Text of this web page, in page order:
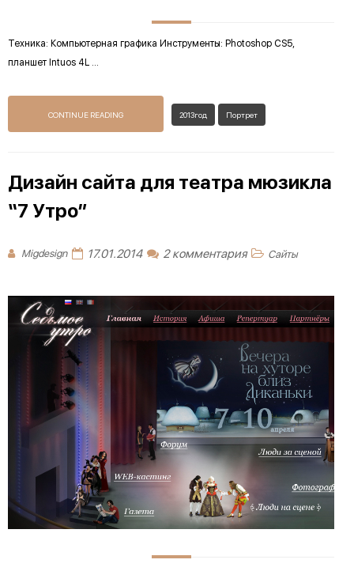
Техника: Компьютерная графика Инструменты: Photoshop CS5,
планшет Intuos 4L ...
CONTINUE READING 2013год Портрет
Дизайн сайта для театра мюзикла
“7 Утро”
Migdesign 17.01.2014 2 комментария Сайты